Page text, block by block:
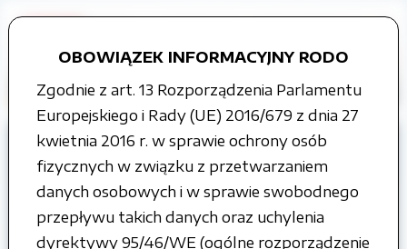
OBOWIĄZEK INFORMACYJNY RODO
Zgodnie z art. 13 Rozporządzenia Parlamentu
Europejskiego i Rady (UE) 2016/679 z dnia 27
kwietnia 2016 r. w sprawie ochrony osób
fizycznych w związku z przetwarzaniem
danych osobowych i w sprawie swobodnego
przepływu takich danych oraz uchylenia
dyrektywy 95/46/WE (ogólne rozporządzenie
Strona główna
Grupy tematyczne
Budżet
ROK 2021
Zbiorcze sprawozdania budżetowe oraz z
zakresu operacji finansowych Powiatu
Ostrowskiego